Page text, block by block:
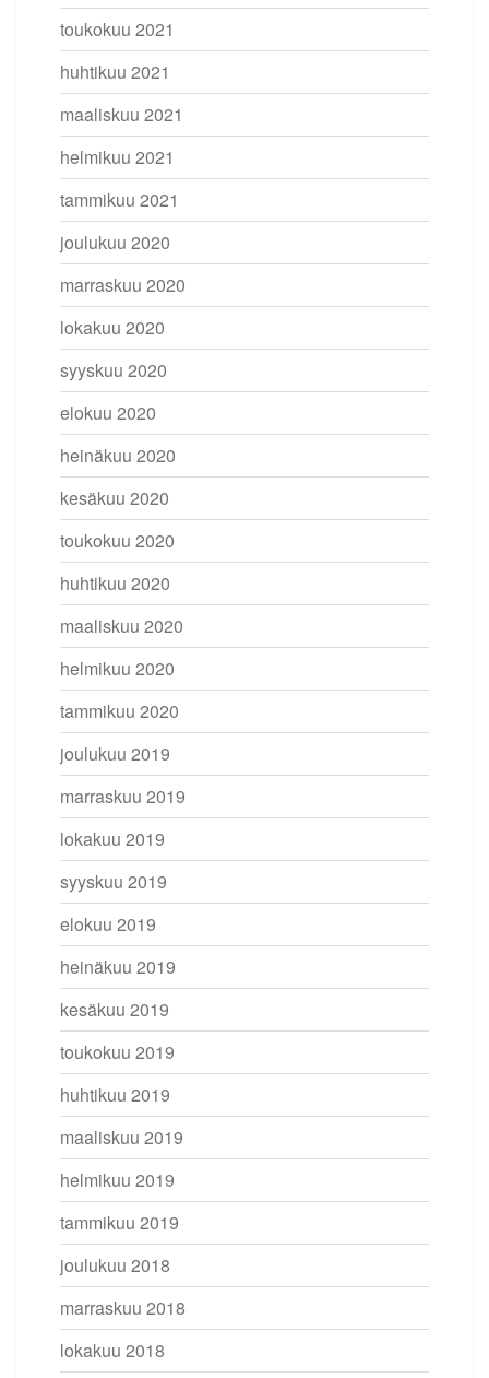
toukokuu 2021
huhtikuu 2021
maaliskuu 2021
helmikuu 2021
tammikuu 2021
joulukuu 2020
marraskuu 2020
lokakuu 2020
syyskuu 2020
elokuu 2020
heinäkuu 2020
kesäkuu 2020
toukokuu 2020
huhtikuu 2020
maaliskuu 2020
helmikuu 2020
tammikuu 2020
joulukuu 2019
marraskuu 2019
lokakuu 2019
syyskuu 2019
elokuu 2019
heinäkuu 2019
kesäkuu 2019
toukokuu 2019
huhtikuu 2019
maaliskuu 2019
helmikuu 2019
tammikuu 2019
joulukuu 2018
marraskuu 2018
lokakuu 2018